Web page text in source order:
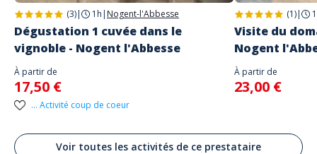
(3)| 1h | Nogent-l'Abbesse
Dégustation 1 cuvée dans le
vignoble - Nogent l'Abbesse
À partir de
17,50 €
... Activité coup de coeur
(1)|
Visite du
Nogent
À partir de
23,00 €
Voir toutes les activités de ce prestataire